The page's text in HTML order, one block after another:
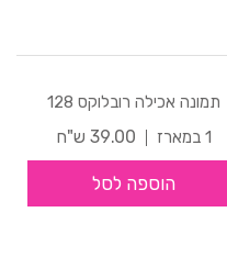
תמונה אכילה רובלוקס 128
1 במארז
39.00 ש"ח
הוספה לסל